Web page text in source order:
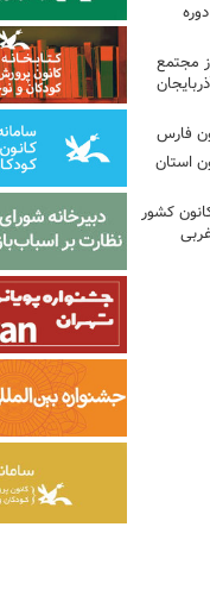
مجتمع
فارس
استان
کشور